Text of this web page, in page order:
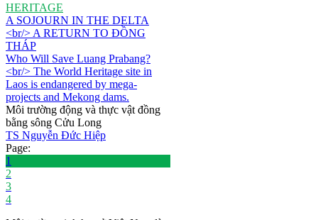
HERITAGE
A SOJOURN IN THE DELTA
<br/> A RETURN TO ĐỒNG
THÁP
Who Will Save Luang Prabang?
<br/> The World Heritage site in
Laos is endangered by mega-
projects and Mekong dams.
Môi trường động và thực vật đồng
bằng sông Cửu Long
TS Nguyễn Đức Hiệp
Page:
1
2
3
4